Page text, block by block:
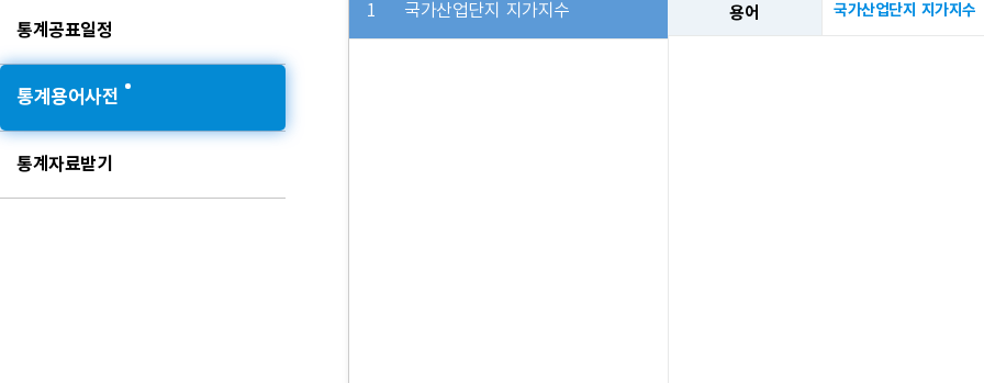
통계공표일정
통계용어사전
통계자료받기
1 국가산업단지 지가지수 용어 국가산업단지 지가지수